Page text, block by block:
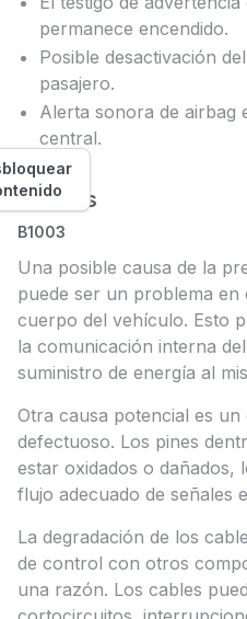
permanece encendido.
Posible desactivación
pasajero.
Alerta sonora de airbag
central.
Causas
B1003
Una posible causa de la
puede ser un problema
cuerpo del vehículo. Esto
la comunicación interna
suministro de energía al
Otra causa potencial es
defectuoso. Los pines
estar oxidados o dañados,
flujo adecuado de señales
La degradación de los
de control con otros
una razón. Los cables